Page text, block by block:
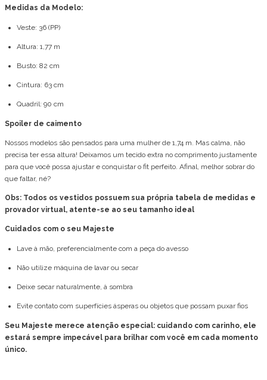
Medidas da Modelo:
Veste: 36 (PP)
Altura: 1,77 m
Busto: 82 cm
Cintura: 63 cm
Quadril: 90 cm
Spoiler de caimento
Nossos modelos são pensados para uma mulher de 1,74 m. Mas calma, não
precisa ter essa altura! Deixamos um tecido extra no comprimento justamente
para que você possa ajustar e conquistar o fit perfeito. Afinal, melhor sobrar do
que faltar, né?
Obs: Todos os vestidos possuem sua própria tabela de medidas e
provador virtual, atente-se ao seu tamanho ideal
Cuidados com o seu Majeste
Lave à mão, preferencialmente com a peça do avesso
Não utilize máquina de lavar ou secar
Deixe secar naturalmente, à sombra
Evite contato com superfícies ásperas ou objetos que possam puxar fios
Seu Majeste merece atenção especial: cuidando com carinho, ele
estará sempre impecável para brilhar com você em cada momento
único.